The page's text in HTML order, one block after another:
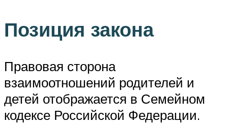
Позиция закона
Правовая сторона
взаимоотношений родителей и
детей отображается в Семейном
кодексе Российской Федерации.